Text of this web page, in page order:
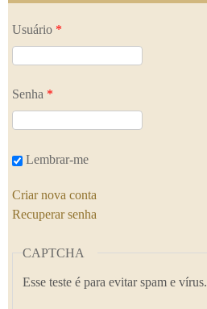
Usuário *
Senha *
Lembrar-me
Criar nova conta
Recuperar senha
CAPTCHA
Esse teste é para evitar spam e vírus.